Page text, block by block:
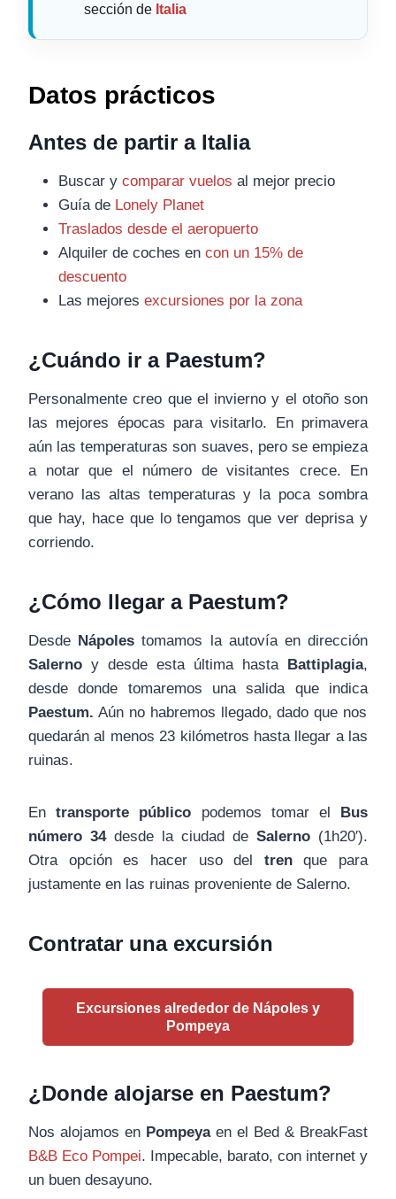
sección de Italia
Datos prácticos
Antes de partir a Italia
Buscar y comparar vuelos al mejor precio
Guía de Lonely Planet
Traslados desde el aeropuerto
Alquiler de coches en con un 15% de
descuento
Las mejores excursiones por la zona
¿Cuándo ir a Paestum?
Personalmente creo que el invierno y el otoño son
las mejores épocas para visitarlo. En primavera
aún las temperaturas son suaves, pero se empieza
a notar que el número de visitantes crece. En
verano las altas temperaturas y la poca sombra
que hay, hace que lo tengamos que ver deprisa y
corriendo.
¿Cómo llegar a Paestum?
Desde Nápoles tomamos la autovía en dirección
Salerno y desde esta última hasta Battiplagia,
desde donde tomaremos una salida que indica
Paestum. Aún no habremos llegado, dado que nos
quedarán al menos 23 kilómetros hasta llegar a las
ruinas.
Entransporte público podemos tomar el Bus
número 34desde la ciudad de Salerno (1h20′).
Otra opción es hacer uso del trenque para
justamente en las ruinas proveniente de Salerno.
Contratar una excursión
Excursiones alrededor de Nápoles y
Pompeya
¿Donde alojarse en Paestum?
Nos alojamos en Pompeyaen el Bed & BreakFast
B&B Eco Pompei. Impecable, barato, con internet y
un buen desayuno.